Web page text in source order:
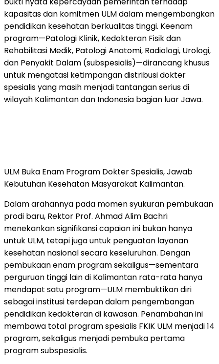
kapasitas dan komitmen ULM dalam mengembangkan
pendidikan kesehatan berkualitas tinggi. Keenam
program—Patologi Klinik, Kedokteran Fisik dan
Rehabilitasi Medik, Patologi Anatomi, Radiologi, Urologi,
dan Penyakit Dalam (subspesialis)—dirancang khusus
untuk mengatasi ketimpangan distribusi dokter
spesialis yang masih menjadi tantangan serius di
wilayah Kalimantan dan Indonesia bagian luar Jawa.
ULM Buka Enam Program Dokter Spesialis, Jawab
Kebutuhan Kesehatan Masyarakat Kalimantan.
Dalam arahannya pada momen syukuran pembukaan
prodi baru, Rektor Prof. Ahmad Alim Bachri
menekankan signifikansi capaian ini bukan hanya
untuk ULM, tetapi juga untuk penguatan layanan
kesehatan nasional secara keseluruhan. Dengan
pembukaan enam program sekaligus—sementara
perguruan tinggi lain di Kalimantan rata-rata hanya
mendapat satu program—ULM membuktikan diri
sebagai institusi terdepan dalam pengembangan
pendidikan kedokteran di kawasan. Penambahan ini
membawa total program spesialis FKIK ULM menjadi 14
program, sekaligus menjadi pembuka pertama
program subspesialis.